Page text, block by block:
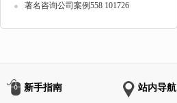
著名咨询公司案例558 101726
新手指南 站内导航